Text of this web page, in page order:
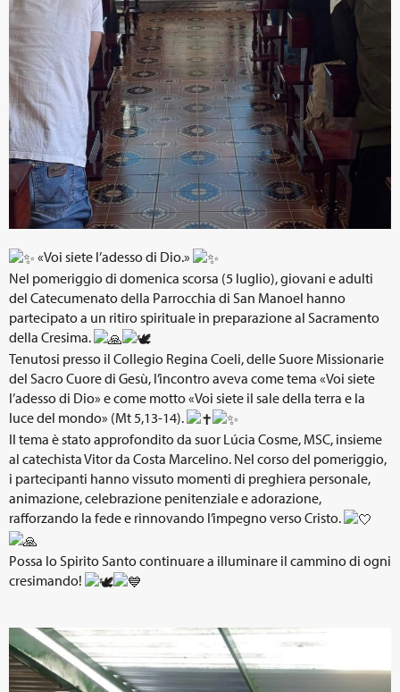
«Voi siete l’adesso di Dio.»
Nel pomeriggio di domenica scorsa (5 luglio), giovani e adulti
del Catecumenato della Parrocchia di San Manoel hanno
partecipato a un ritiro spirituale in preparazione al Sacramento
della Cresima.
Tenutosi presso il Collegio Regina Coeli, delle Suore Missionarie
del Sacro Cuore di Gesù, l’incontro aveva come tema «Voi siete
l’adesso di Dio» e come motto «Voi siete il sale della terra e la
luce del mondo» (Mt 5,13-14).
Il tema è stato approfondito da suor Lúcia Cosme, MSC, insieme
al catechista Vitor da Costa Marcelino. Nel corso del pomeriggio,
i partecipanti hanno vissuto momenti di preghiera personale,
animazione, celebrazione penitenziale e adorazione,
rafforzando la fede e rinnovando l’impegno verso Cristo.
Possa lo Spirito Santo continuare a illuminare il cammino di ogni
cresimando!